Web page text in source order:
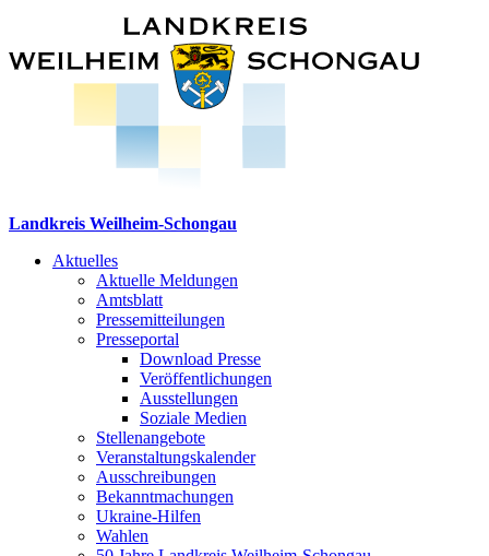
Landkreis Weilheim-Schongau
Aktuelles
Aktuelle Meldungen
Amtsblatt
Pressemitteilungen
Presseportal
Download Presse
Veröffentlichungen
Ausstellungen
Soziale Medien
Stellenangebote
Veranstaltungskalender
Ausschreibungen
Bekanntmachungen
Ukraine-Hilfen
Wahlen